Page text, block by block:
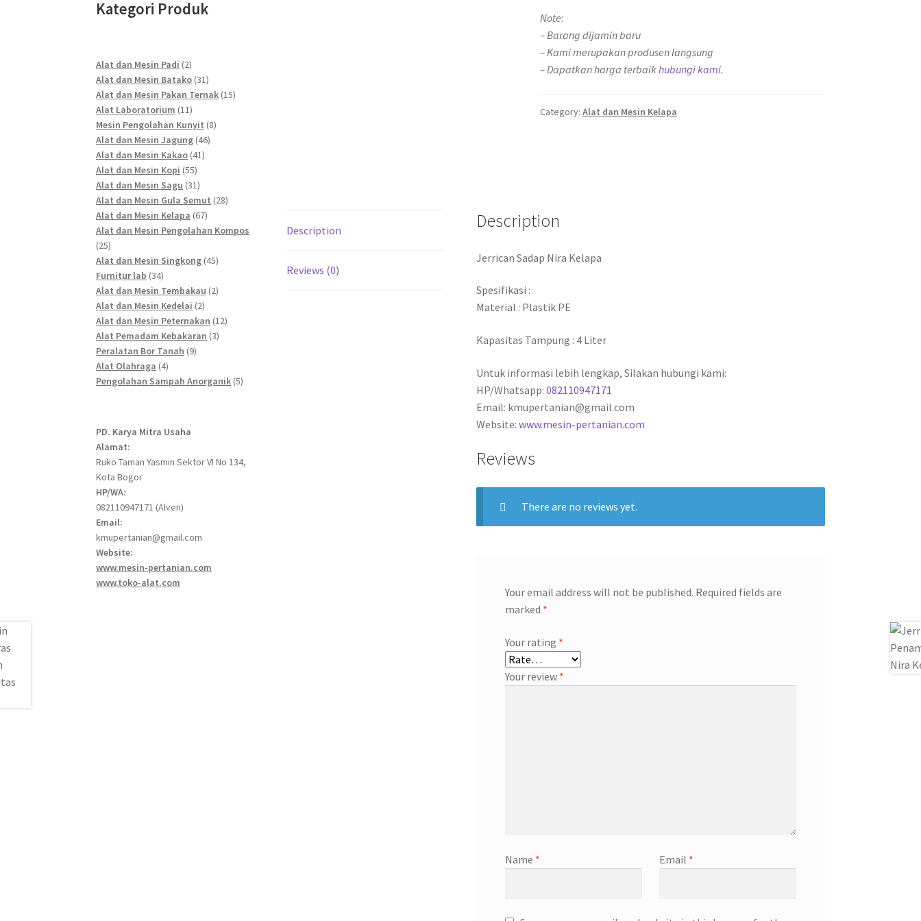
Note:
– Barang dijamin baru
– Kami merupakan produsen langsung
– Dapatkan harga terbaikhubungi kami.
Category: Alat dan Mesin Kelapa
Description
Reviews (0)
Description
Jerrican Sadap Nira Kelapa
Spesifikasi :
Material : Plastik PE
Kapasitas Tampung : 4 Liter
Untuk informasi lebih lengkap, Silakan hubungi kami:
HP/Whatsapp:082110947171
Email: kmupertanian@gmail.com
Website:www.mesin-pertanian.com
Reviews
There are no reviews yet.
Your email address will not be published. Required fields are
marked *
Your rating *
Your review *
Name * Email *
Kategori Produk
Alat dan Mesin Padi 22
products
Alat dan Mesin Batako 3131
products
Alat dan Mesin Pakan Ternak 1515
Alat Laboratorium 1111
products
Mesin Pengolahan Kunyit 88
Alat dan Mesin Jagung 4646
Alat dan Mesin Kakao 4141
Alat dan Mesin Kopi 5555
products
Alat dan Mesin Sagu 3131
products
Alat dan Mesin Gula Semut 2828
Alat dan Mesin Kelapa 6767
products
Alat dan Mesin Pengolahan Kompos
2525
products
Alat dan Mesin Singkong 4545
Furnitur lab 3434
products
Alat dan Mesin Tembakau 22
Alat dan Mesin Kedelai 22
products
Alat dan Mesin Peternakan 1212
Alat Pemadam Kebakaran 33
Peralatan Bor Tanah 99
Alat Olahraga 44
products
Pengolahan Sampah Anorganik 55
PD. Karya Mitra Usaha
Alamat:
Ruko Taman Yasmin Sektor VI No 134,
Kota Bogor
HP/WA:
082110947171 (Alven)
Email:
kmupertanian@gmail.com
Website:
www.mesin-pertanian.com
www.toko-alat.com